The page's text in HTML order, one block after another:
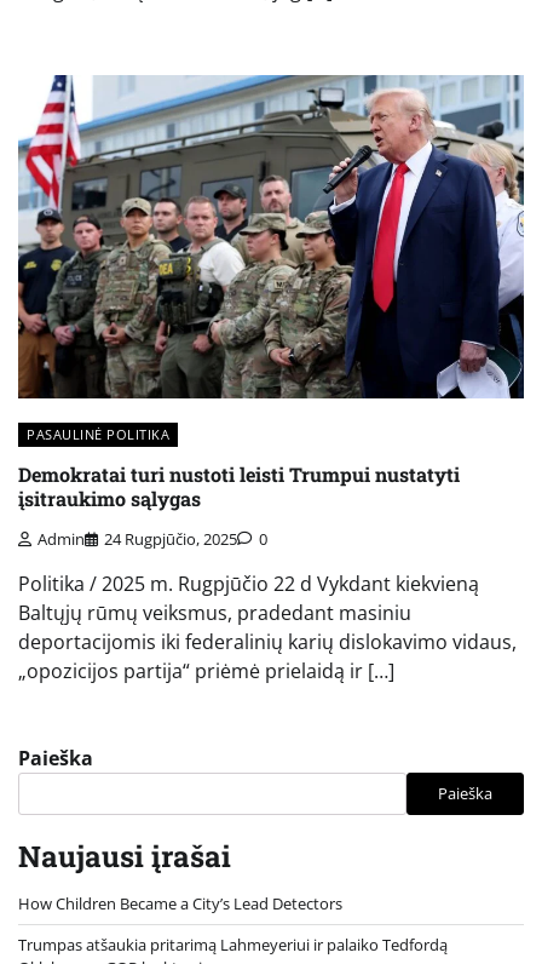
PASAULINĖ POLITIKA
Demokratai turi nustoti leisti Trumpui nustatyti
įsitraukimo sąlygas
Admin 24 Rugpjūčio, 2025 0
Politika / 2025 m. Rugpjūčio 22 d Vykdant kiekvieną
Baltųjų rūmų veiksmus, pradedant masiniu
deportacijomis iki federalinių karių dislokavimo vidaus,
„opozicijos partija“ priėmė prielaidą ir […]
Paieška
Paieška
Naujausi įrašai
How Children Became a City’s Lead Detectors
Trumpas atšaukia pritarimą Lahmeyeriui ir palaiko Tedfordą